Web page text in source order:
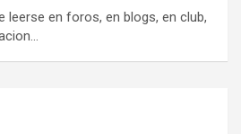
leerse en foros, en blogs, en club,